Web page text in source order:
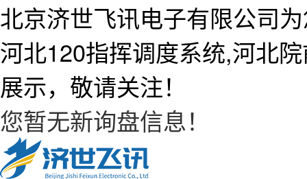
北京济世飞讯电子有限公司
河北120指挥调度系统,河北
展示，敬请关注！
您暂无新询盘信息！